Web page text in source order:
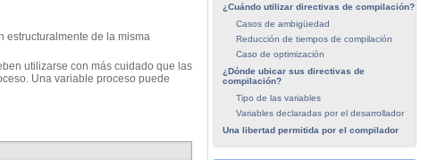
estructuralmente de la misma
utilizarse con más cuidado que las
Una variable proceso puede
¿Cuándo utilizar directivas de compilación?
Casos de ambigüedad
Reducción de tiempos de compilación
Caso de optimización
¿Dónde ubicar sus directivas de
compilación?
Tipo de las variables
Variables declaradas por el desarrollador
Una libertad permitida por el compilador